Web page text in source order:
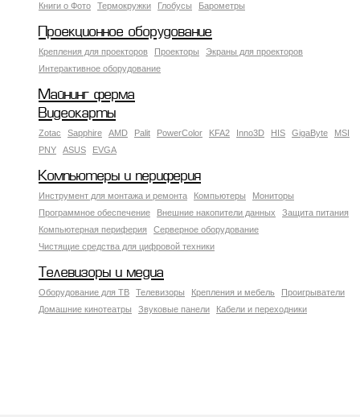
Книги о Фото
Термокружки Глобусы Барометры
Проекционное оборудование
Крепления для проекторов Проекторы
Экраны для проекторов
Интерактивное оборудование
Майнинг ферма
Видеокарты
Zotac Sapphire AMD Palit PowerColor KFA2 Inno3D HIS GigaByte
MSI
PNY
ASUS EVGA
Компьютеры и периферия
Инструмент для монтажа и ремонта Компьютеры
Мониторы
Программное обеспечение
Внешние накопители данных
Защита питания
Компьютерная периферия
Серверное оборудование
Чистящие средства для цифровой техники
Телевизоры и медиа
Оборудование для ТВ Телевизоры Крепления и мебель
Проигрыватели
Домашние кинотеатры
Звуковые панели Кабели и переходники